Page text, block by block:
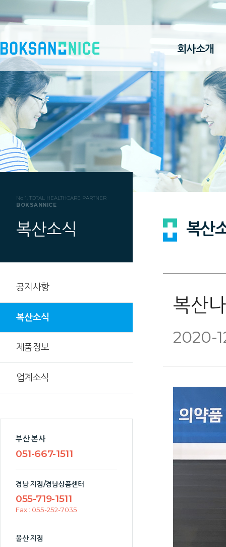
회사소개
No 1. TOTAL HEALTHCARE PARTNER
BOKSANNICE
복산소식
공지사항
복산소식
제품정보
업계소식
부산 본사
051-667-1511
경남 지점/경남상품센터
055-719-1511
Fax : 055-252-7035
울산 지점
복산
복산
2020-